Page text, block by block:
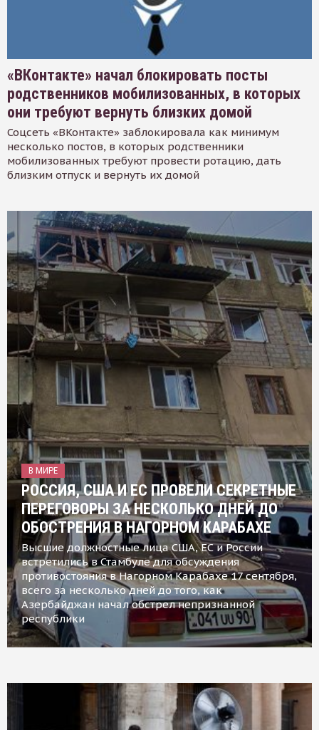
«ВКонтакте» начал блокировать посты
родственников мобилизованных, в которых
они требуют вернуть близких домой
Соцсеть «ВКонтакте» заблокировала как минимум
несколько постов, в которых родственники
мобилизованных требуют провести ротацию, дать
близким отпуск и вернуть их домой
В МИРЕ
РОССИЯ, США И ЕС ПРОВЕЛИ СЕКРЕТНЫЕ
ПЕРЕГОВОРЫ ЗА НЕСКОЛЬКО ДНЕЙ ДО
ОБОСТРЕНИЯ В НАГОРНОМ КАРАБАХЕ
Высшие должностные лица США, ЕС и России
встретились в Стамбуле для обсуждения
противостояния в Нагорном Карабахе 17 сентября,
всего за несколько дней до того, как
Азербайджан начал обстрел непризнанной
республики